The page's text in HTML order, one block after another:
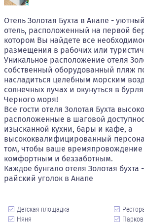
Отель Золотая Бухта в Анапе -
отель, расположенный на первой
котором Вы найдете все
размещения в рабочих или
Уникальное расположение отеля
собственный оборудованный пляж
насладиться целебным морским
солнечных лучах и окунуться в
Черного моря!
Все гости отеля Золотая Бухта
расположенные в шаговой
изысканной кухни, бары и кафе, а
высококвалифицированный
том, чтобы ваше времяпровождение
комфортным и беззаботным.
Каждое бунгало отеля Золотая бухта
райский уголок в Анапе
Детская площадка
Няня